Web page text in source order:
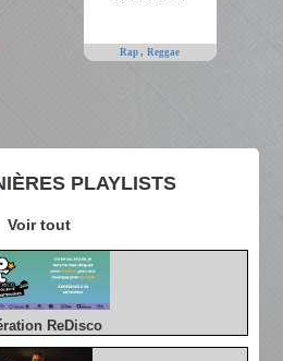
PLAYLISTS
Voir tout
ReDisco
Rap,Reggae